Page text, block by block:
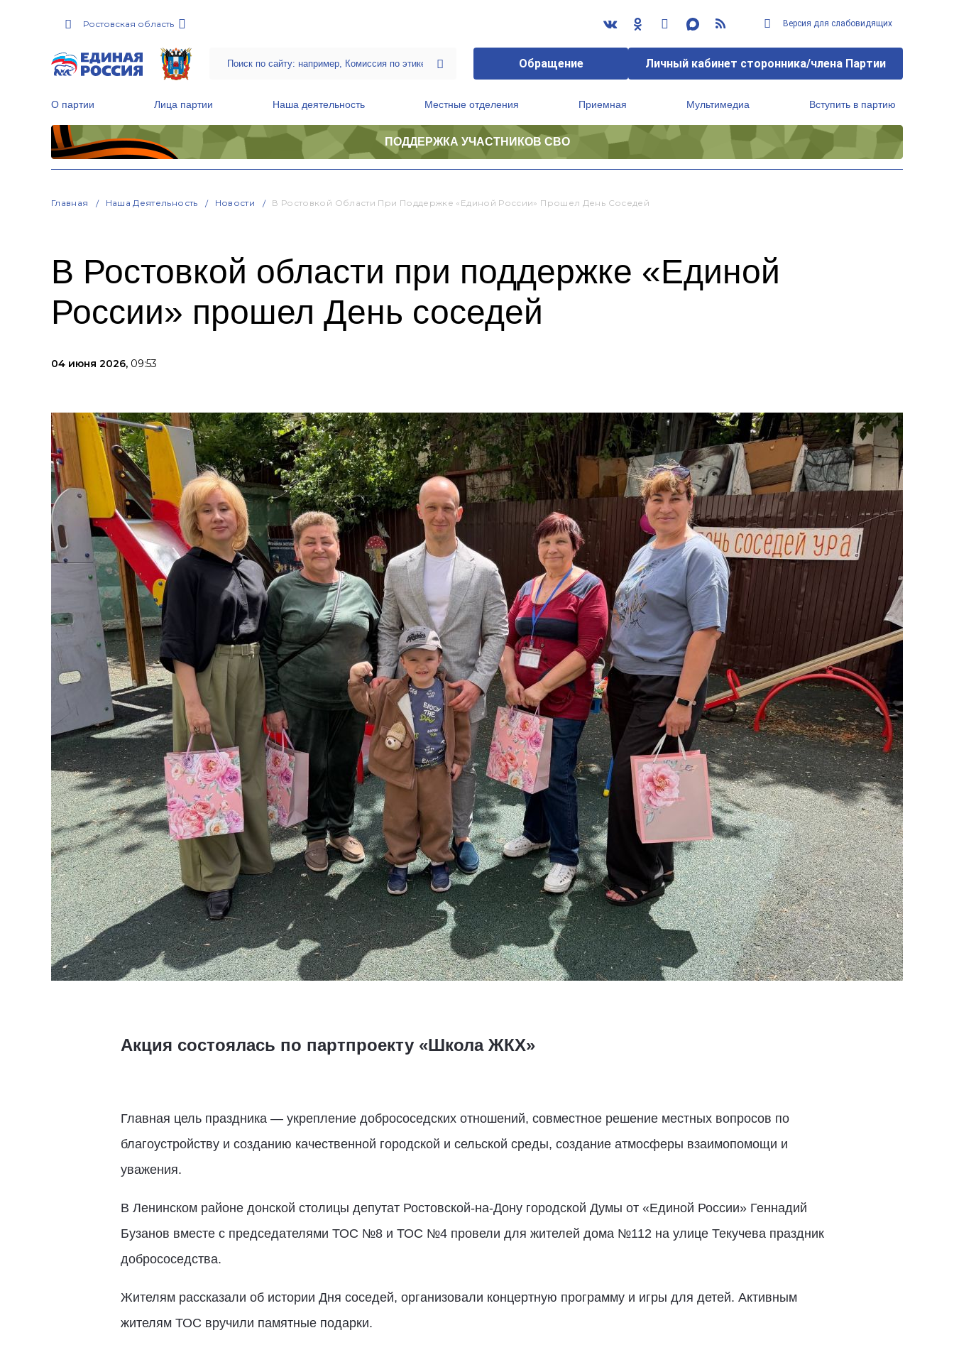
Ростовская область Версия для слабовидящих
Обращение Личный кабинет сторонника/члена Партии
О партии Лица партии Наша деятельность Местные отделения Приемная Мультимедиа Вступить в партию
ПОДДЕРЖКА УЧАСТНИКОВ СВО
Главная Наша Деятельность Новости В Ростовкой Области При Поддержке «Единой России» Прошел День Соседей
В Ростовкой области при поддержке «Единой
России» прошел День соседей
04 июня 2026, 09:53
Акция состоялась по партпроекту «Школа ЖКХ»
Главная цель праздника — укрепление добрососедских отношений, совместное решение местных вопросов по
благоустройству и созданию качественной городской и сельской среды, создание атмосферы взаимопомощи и
уважения.
В Ленинском районе донской столицы депутат Ростовской-на-Дону городской Думы от «Единой России» Геннадий
Бузанов вместе с председателями ТОС №8 и ТОС №4 провели для жителей дома №112 на улице Текучева праздник
добрососедства.
Жителям рассказали об истории Дня соседей, организовали концертную программу и игры для детей. Активным
жителям ТОС вручили памятные подарки.